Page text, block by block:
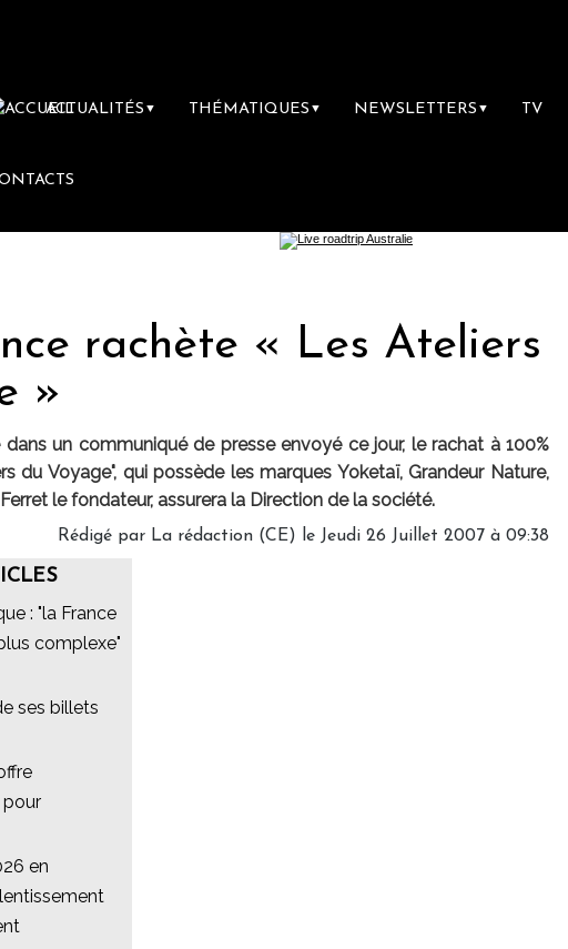
ACTUALITÉS ▼ THÉMATIQUES ▼ NEWSLETTERS ▼ TV
rachète « Les Ateliers
»
dans un communiqué de presse envoyé ce jour, le rachat à 100%
du Voyage", qui possède les marques Yoketaï, Grandeur Nature,
le fondateur, assurera la Direction de la société.
Rédigé par La rédaction (CE) le Jeudi 26 Juillet 2007 à 09:38
: "la France
complexe"
ses billets
en